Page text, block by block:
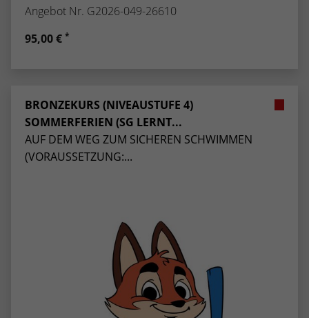
Angebot Nr. G2026-049-26610
95,00 € *
BRONZEKURS (NIVEAUSTUFE 4)
SOMMERFERIEN (SG LERNT...
AUF DEM WEG ZUM SICHEREN SCHWIMMEN
(VORAUSSETZUNG:...